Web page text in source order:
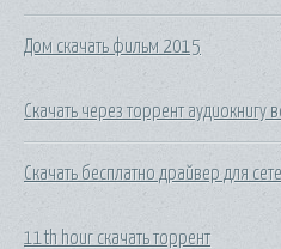
Дом скачать фильм 2015
Скачать через торрент аудиокнигу
Скачать бесплатно драйвер для
11th hour скачать торрент